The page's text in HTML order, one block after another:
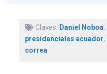
Claves: Daniel Noboa,
presidenciales ecuador,
correa